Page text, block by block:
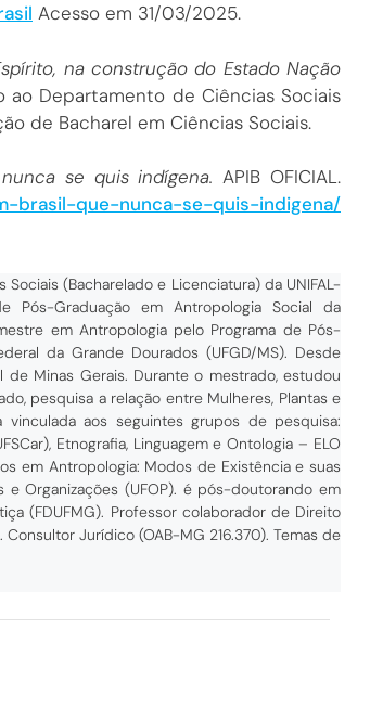
Acesso em 31/03/2025.
na construção do Estado Nação
ao Departamento de Ciências Sociais
de Bacharel em Ciências Sociais.
se quis indígena. APIB OFICIAL.
brasil-que-nunca-se-quis-indigena/
(Bacharelado e Licenciatura) da UNIFAL-
Pós-Graduação em Antropologia Social da
em Antropologia pelo Programa de Pós-
da Grande Dourados (UFGD/MS). Desde
Minas Gerais. Durante o mestrado, estudou
pesquisa a relação entre Mulheres, Plantas e
aos seguintes grupos de pesquisa:
Etnografia, Linguagem e Ontologia – ELO
em Antropologia: Modos de Existência e suas
e Organizações (UFOP). é pós-doutorando em
(FDUFMG). Professor colaborador de Direito
Jurídico (OAB-MG 216.370). Temas de